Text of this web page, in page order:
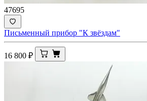
47695
Письменный прибор "К звёздам"
16 800 ₽